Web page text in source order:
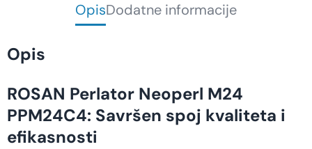
OpisDodatne informacije
Opis
ROSAN Perlator Neoperl M24
PPM24C4: Savršen spoj kvaliteta i
efikasnosti